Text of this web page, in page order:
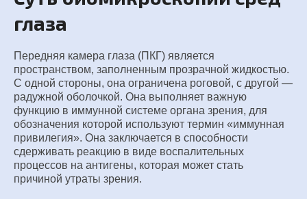
глаза
Передняя камера глаза (ПКГ) является
пространством, заполненным прозрачной жидкостью.
С одной стороны, она ограничена роговой, с другой —
радужной оболочкой. Она выполняет важную
функцию в иммунной системе органа зрения, для
обозначения которой используют термин «иммунная
привилегия». Она заключается в способности
сдерживать реакцию в виде воспалительных
процессов на антигены, которая может стать
причиной утраты зрения.